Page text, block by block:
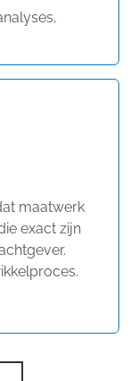
maatwerk
exact zijn